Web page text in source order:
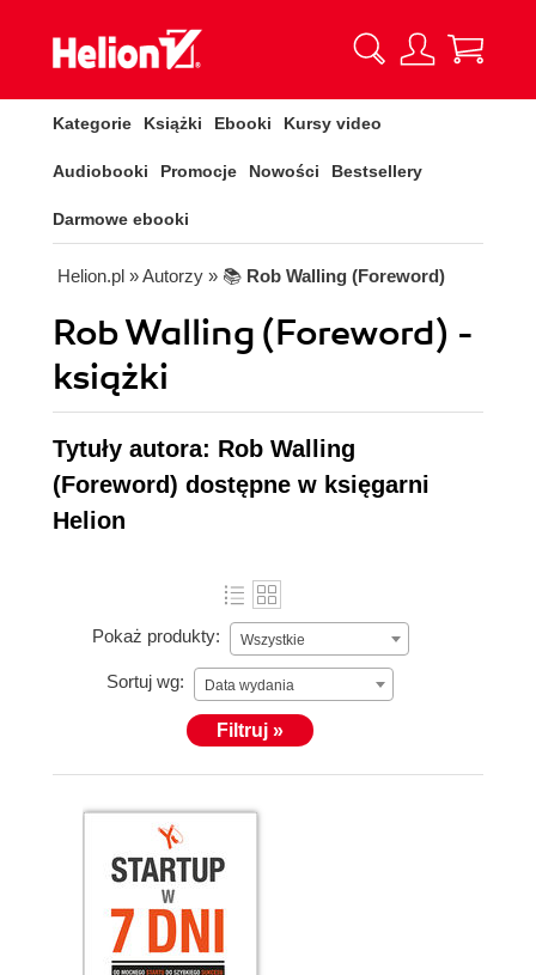
Kategorie Książki Ebooki Kursy video
Audiobooki Promocje Nowości Bestsellery
Darmowe ebooki
Helion.pl » Autorzy » 📚 Rob Walling (Foreword)
Rob Walling (Foreword) -
książki
Tytuły autora: Rob Walling
(Foreword) dostępne w księgarni
Helion
Pokaż produkty: Wszystkie
Sortuj wg: Data wydania
Filtruj »